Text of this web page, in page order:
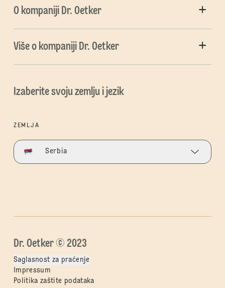
O kompaniji Dr. Oetker
Više o kompaniji Dr. Oetker
Izaberite svoju zemlju i jezik
ZEMLJA
Serbia
Dr. Oetker © 2023
Saglasnost za praćenje
Impressum
Politika zaštite podataka